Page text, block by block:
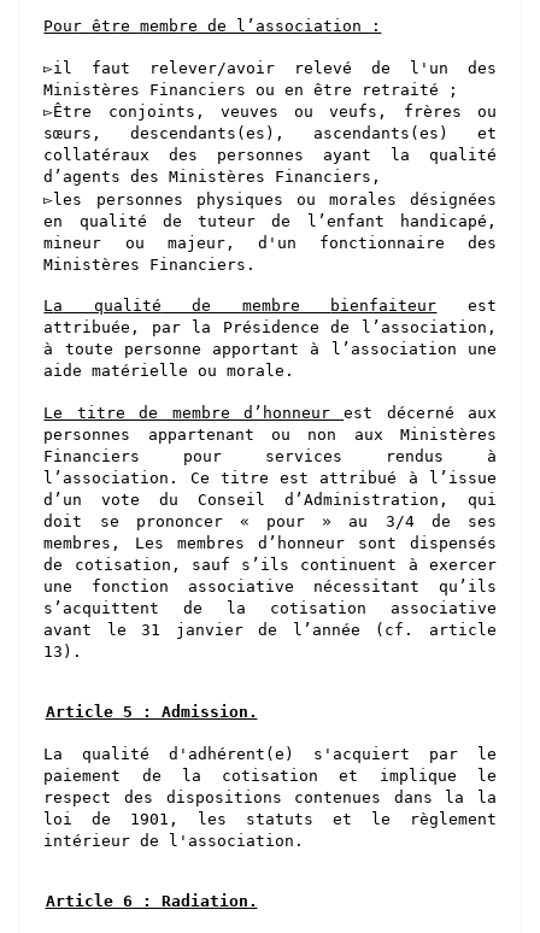
Pour être membre de l’association :
▻il faut relever/avoir relevé de l'un des
Ministères Financiers ou en être retraité ;
▻Être conjoints, veuves ou veufs, frères ou
sœurs, descendants(es), ascendants(es) et
collatéraux des personnes ayant la qualité
d’agents des Ministères Financiers,
▻les personnes physiques ou morales désignées
en qualité de tuteur de l’enfant handicapé,
mineur ou majeur, d'un fonctionnaire des
Ministères Financiers.
La qualité de membre bienfaiteur est
attribuée, par la Présidence de l’association,
à toute personne apportant à l’association une
aide matérielle ou morale.
Le titre de membre d’honneurest décerné aux
personnes appartenant ou non aux Ministères
Financiers pour services rendus à
l’association. Ce titre est attribué à l’issue
d’un vote duConseil d’Administration,qui
doit se prononcer« pour » au 3/4 de ses
membres ,
Les membres d’honneur sont dispensés
de cotisation, sauf s’ils continuent à exercer
une fonction associative nécessitant qu’ils
s’acquittent de la cotisation associative
avant le 31 janvier de l’année (cf. article
13).
Article 5 : Admission.
La qualité d'adhérent(e) s'acquiert par le
paiement de la cotisation et implique le
respect des dispositions contenues dans la la
loi de 1901, les statuts et le règlement
intérieur de l'association.
Article 6 : Radiation.